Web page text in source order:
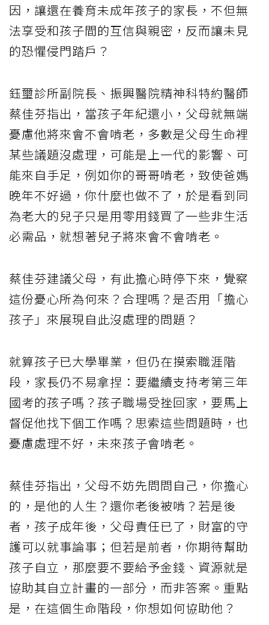
因，讓還在養育未成年孩子的家長，不但無
法享受和孩子間的互信與親密，反而讓未見
的恐懼侵門踏戶？
鈺璽診所副院長、振興醫院精神科特約醫師
蔡佳芬指出，當孩子年紀還小，父母就無端
憂慮他將來會不會啃老，多數是父母生命裡
某些議題沒處理，可能是上一代的影響、可
能來自手足，例如你的哥哥啃老，致使爸媽
晚年不好過，你什麼也做不了，於是看到同
為老大的兒子只是用零用錢買了一些非生活
必需品，就想著兒子將來會不會啃老。
蔡佳芬建議父母，有此擔心時停下來，覺察
這份憂心所為何來？合理嗎？是否用「擔心
孩子」來展現自此沒處理的問題？
就算孩子已大學畢業，但仍在摸索職涯階
段，家長仍不易拿捏：要繼續支持考第三年
國考的孩子嗎？孩子職場受挫回家，要馬上
督促他找下個工作嗎？思索這些問題時，也
憂慮處理不好，未來孩子會啃老。
蔡佳芬指出，父母不妨先問問自己，你擔心
的，是他的人生？還你老後被啃？若是後
者，孩子成年後，父母責任已了，財富的守
護可以就事論事；但若是前者，你期待幫助
孩子自立，那麼要不要給予金錢、資源就是
協助其自立計畫的一部分，而非答案。重點
是，在這個生命階段，你想如何協助他？